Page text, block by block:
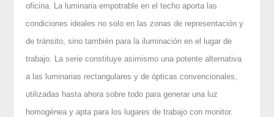
oficina. La luminaria empotrable en el techo aporta las
condiciones ideales no solo en las zonas de representación y
de tránsito, sino también para la iluminación en el lugar de
trabajo. La serie constituye asimismo una potente alternativa
a las luminarias rectangulares y de ópticas convencionales,
utilizadas hasta ahora sobre todo para generar una luz
homogénea y apta para los lugares de trabajo con monitor.